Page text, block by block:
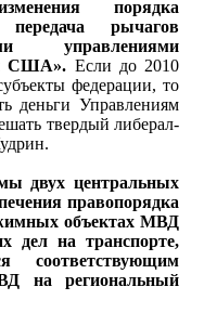
порядка
передача рычагов
управлениями
США». Если до 2010
федерации, то
деньги Управлениям
твердый либерал-
двух центральных
правопорядка
объектах МВД
дел на транспорте,
соответствующим
на региональный